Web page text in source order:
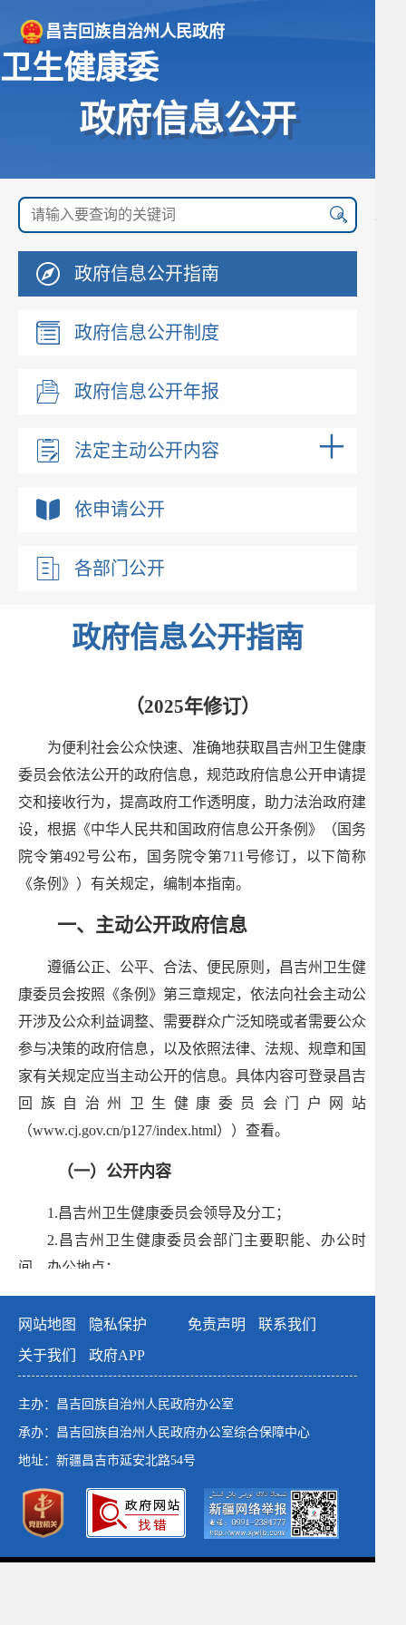
昌吉回族自治州人民政府
卫生健康委
政府信息公开
政府信息公开指南
政府信息公开制度
政府信息公开年报
法定主动公开内容
依申请公开
各部门公开
政府信息公开指南
（2025年修订）
为便利社会公众快速、准确地获取昌吉州卫生健康
委员会依法公开的政府信息，规范政府信息公开申请提
交和接收行为，提高政府工作透明度，助力法治政府建
设，根据《中华人民共和国政府信息公开条例》（国务
院令第492号公布，国务院令第711号修订，以下简称
《条例》）有关规定，编制本指南。
一、主动公开政府信息
遵循公正、公平、合法、便民原则，昌吉州卫生健
康委员会按照《条例》第三章规定，依法向社会主动公
开涉及公众利益调整、需要群众广泛知晓或者需要公众
参与决策的政府信息，以及依照法律、法规、规章和国
家有关规定应当主动公开的信息。具体内容可登录昌吉
回族自治州卫生健康委员会门户网站
（www.cj.gov.cn/p127/index.html） ）查看。
（一）公开内容
1.昌吉州卫生健康委员会领导及分工；
2.昌吉州卫生健康委员会部门主要职能、办公时
间、办公地点；
3.昌吉州卫生健康委员会下属工作机构设置、办公
电话；
4.政策解读、部门文件、医疗卫生等相关内容；
5.行政许可、行政处罚、行政强制和其他对外管理
服务等；
6.其他需要公开的政府信息。
（二）编排体系
本机关政府信息使用电子文档方式编排、记录和存
储各类信息，主要含以下要素：索引号、发布机构、名
称、信息来源、文号、成文日期、发布日期、浏览次
网站地图 隐私保护 免责声明
联系我们
关于我们
政府APP
主办：昌吉回族自治州人民政府办公室
承办：昌吉回族自治州人民政府办公室综合保障中心
地址：新疆昌吉市延安北路54号